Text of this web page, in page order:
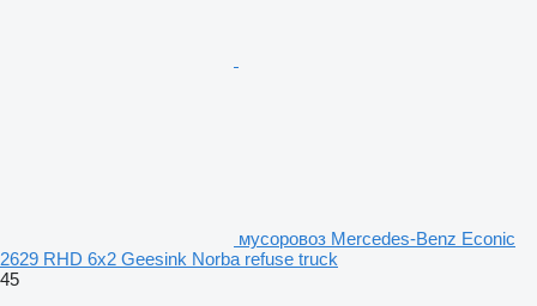
мусоровоз Mercedes-Benz Econic
2629 RHD 6x2 Geesink Norba refuse truck
45